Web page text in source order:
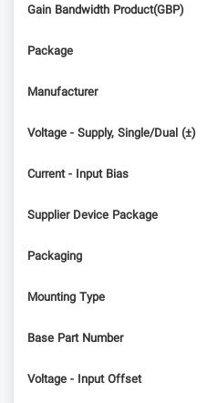
Gain Bandwidth Product(GBP)
Package
Manufacturer
Voltage - Supply, Single/Dual (±)
Current - Input Bias
Supplier Device Package
Packaging
Mounting Type
Base Part Number
Voltage - Input Offset